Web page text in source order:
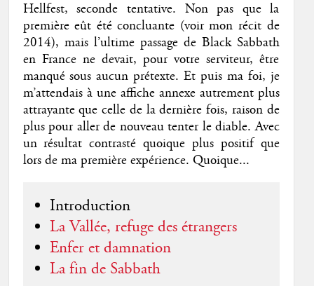
Hellfest, seconde tentative. Non pas que la
première eût été concluante (voir mon récit de
2014), mais l’ultime passage de Black Sabbath
en France ne devait, pour votre serviteur, être
manqué sous aucun prétexte. Et puis ma foi, je
m’attendais à une affiche annexe autrement plus
attrayante que celle de la dernière fois, raison de
plus pour aller de nouveau tenter le diable. Avec
un résultat contrasté quoique plus positif que
lors de ma première expérience. Quoique...
Introduction
La Vallée, refuge des étrangers
Enfer et damnation
La fin de Sabbath